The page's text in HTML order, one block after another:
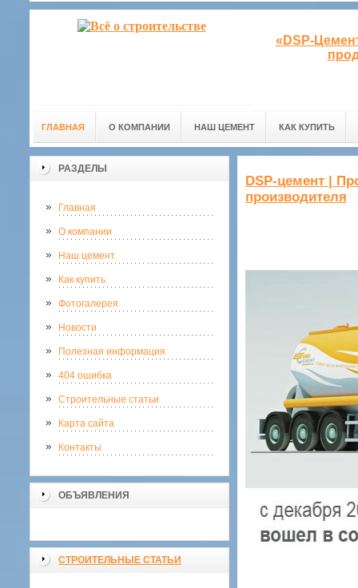
«DSP-
ГЛАВНАЯ О КОМПАНИИ НАШ ЦЕМЕНТ КАК КУПИТЬ
РАЗДЕЛЫ
Главная
О компании
Наш цемент
Как купить
Фотогалерея
Новости
Полезная информация
404 ошибка
Строительные статьи
Карта сайта
Контакты
ОБЪЯВЛЕНИЯ
СТРОИТЕЛЬНЫЕ СТАТЬИ
DSP-цемент |
производителя